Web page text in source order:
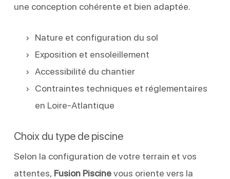
une conception cohérente et bien adaptée.
Nature et configuration du sol
Exposition et ensoleillement
Accessibilité du chantier
Contraintes techniques et réglementaires
en Loire-Atlantique
Choix du type de piscine
Selon la configuration de votre terrain et vos
attentes, Fusion Piscinevous oriente vers la